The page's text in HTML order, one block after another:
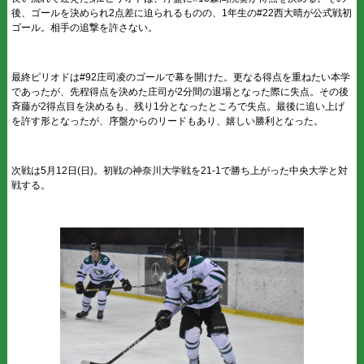
後、ゴールを決められ2点差に迫られるものの、1年生の#22西大晴が公式戦初
ゴール。相手の追撃を許さない。
最終ピリオドは#92庄司凌のゴールで幕を開けた。更なる得点を重ねたい本学
であったが、先程得点を決めた庄司が2分間の退場となった際に失点。その後
斉藤が2得点目を決めるも、残り1分となったところで失点。最後に追い上げ
を許す形となったが、序盤からのリードもあり、嬉しい勝利となった。
次戦は5月12日(日)。初戦の神奈川大学戦を21-1で勝ち上がった中央大学と対
戦する。